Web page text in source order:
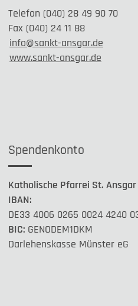
Telefon (040) 28 49 90 70
Fax (040) 24 11 88
info@sankt-ansgar.de
www.sankt-ansgar.de
Spendenkonto
Katholische Pfarrei St. Ansgar
IBAN:
DE33 4006 0265 0024 4240
BIC: GENODEM1DKM
Darlehenskasse Münster eG